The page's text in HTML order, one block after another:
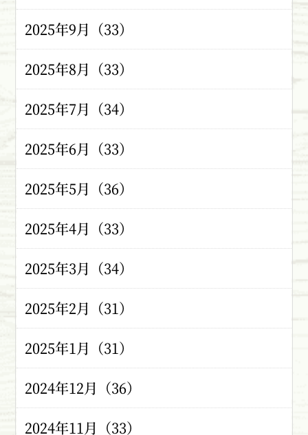
2025年9月（33）
2025年8月（33）
2025年7月（34）
2025年6月（33）
2025年5月（36）
2025年4月（33）
2025年3月（34）
2025年2月（31）
2025年1月（31）
2024年12月（36）
2024年11月（33）